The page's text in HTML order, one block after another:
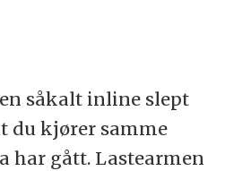
en såkalt inline slept
du kjører samme
har gått. Lastearmen